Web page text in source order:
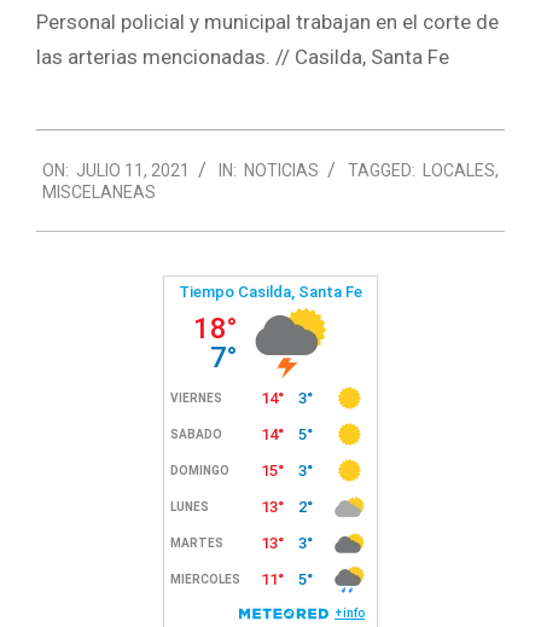
Personal policial y municipal trabajan en el corte de
las arterias mencionadas. // Casilda, Santa Fe
07-
11
ON: JULIO 11, 2021 IN: NOTICIAS TAGGED: LOCALES,
MISCELANEAS